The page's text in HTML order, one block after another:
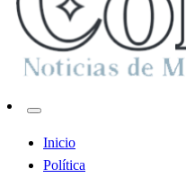
Contraste MDP
Inicio
Política